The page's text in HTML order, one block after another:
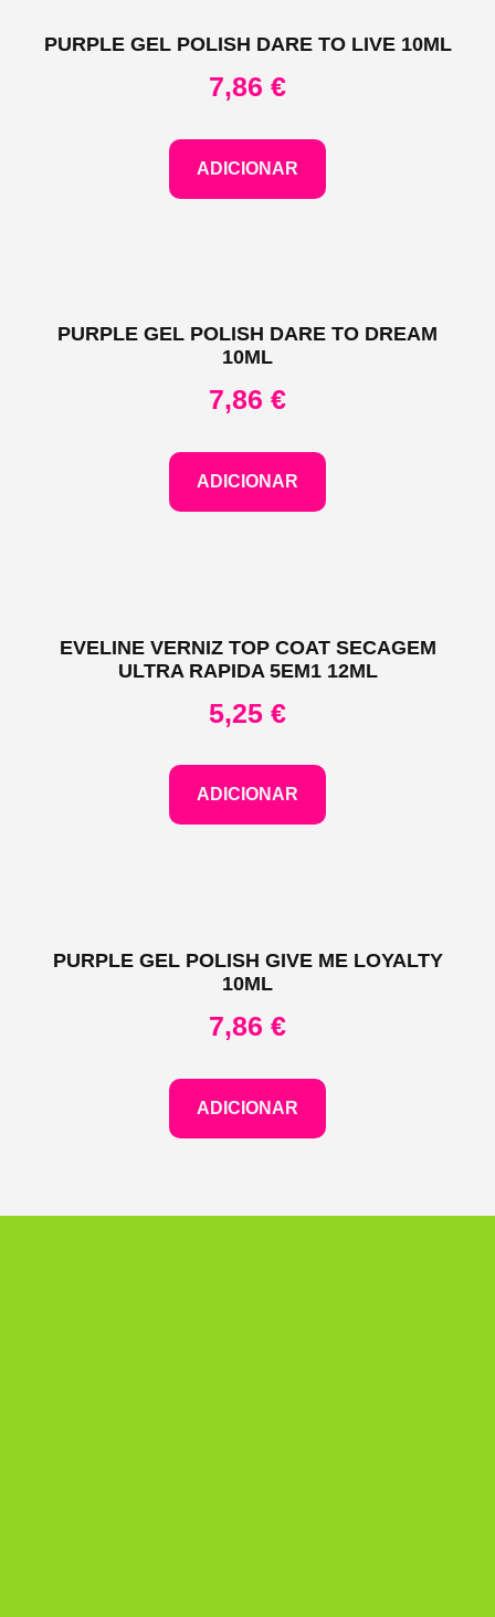
PURPLE GEL POLISH DARE TO LIVE 10ML
7,86 €
ADICIONAR
PURPLE GEL POLISH DARE TO DREAM
10ML
7,86 €
ADICIONAR
EVELINE VERNIZ TOP COAT SECAGEM
ULTRA RAPIDA 5EM1 12ML
5,25 €
ADICIONAR
PURPLE GEL POLISH GIVE ME LOYALTY
10ML
7,86 €
ADICIONAR